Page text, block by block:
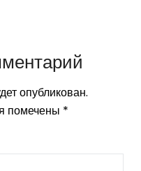
опубликован.
помечены *